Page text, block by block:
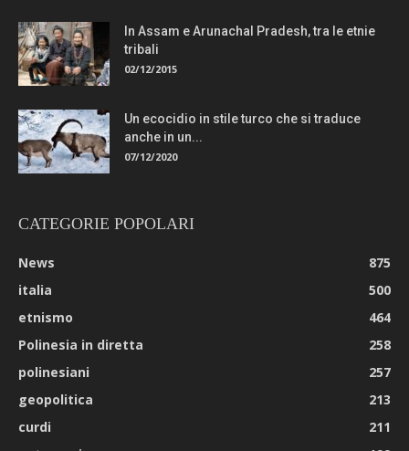
In Assam e Arunachal Pradesh, tra le etnie
tribali
02/12/2015
Un ecocidio in stile turco che si traduce
anche in un...
07/12/2020
CATEGORIE POPOLARI
News
875
italia
500
etnismo
464
Polinesia in diretta
258
polinesiani
257
geopolitica
213
curdi
211